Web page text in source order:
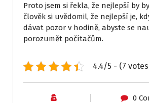
Proto jsem si řekla, že nejlepší by
člověk si uvědomil, že nejlepší je,
dávat pozor v hodině, abyste se
porozumět počítačům.
4.4/5 - (7
0